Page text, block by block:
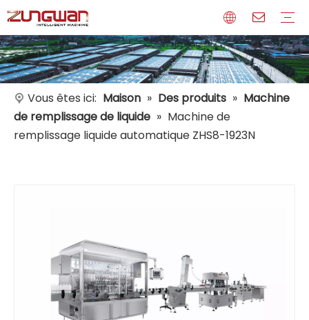
Vous êtes ici: Maison » Des produits » Machine
de remplissage de liquide » Machine de
remplissage liquide automatique ZHS8-1923N